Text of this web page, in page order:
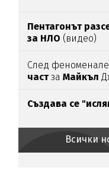
Пентагонът
за НЛО (видео)
След
частза Майкъл
Създава се
Всички